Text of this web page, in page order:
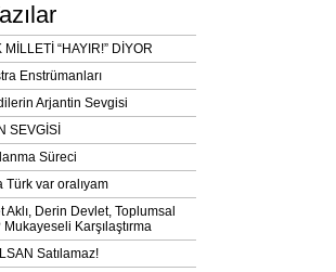
“HAYIR!” DİYOR
Enstrümanları
Arjantin Sevgisi
SEVGİSİ
Süreci
Türk var oralıyam
Aklı, Derin Devlet, Toplumsal
Mukayeseli Karşılaştırma
Satılamaz!